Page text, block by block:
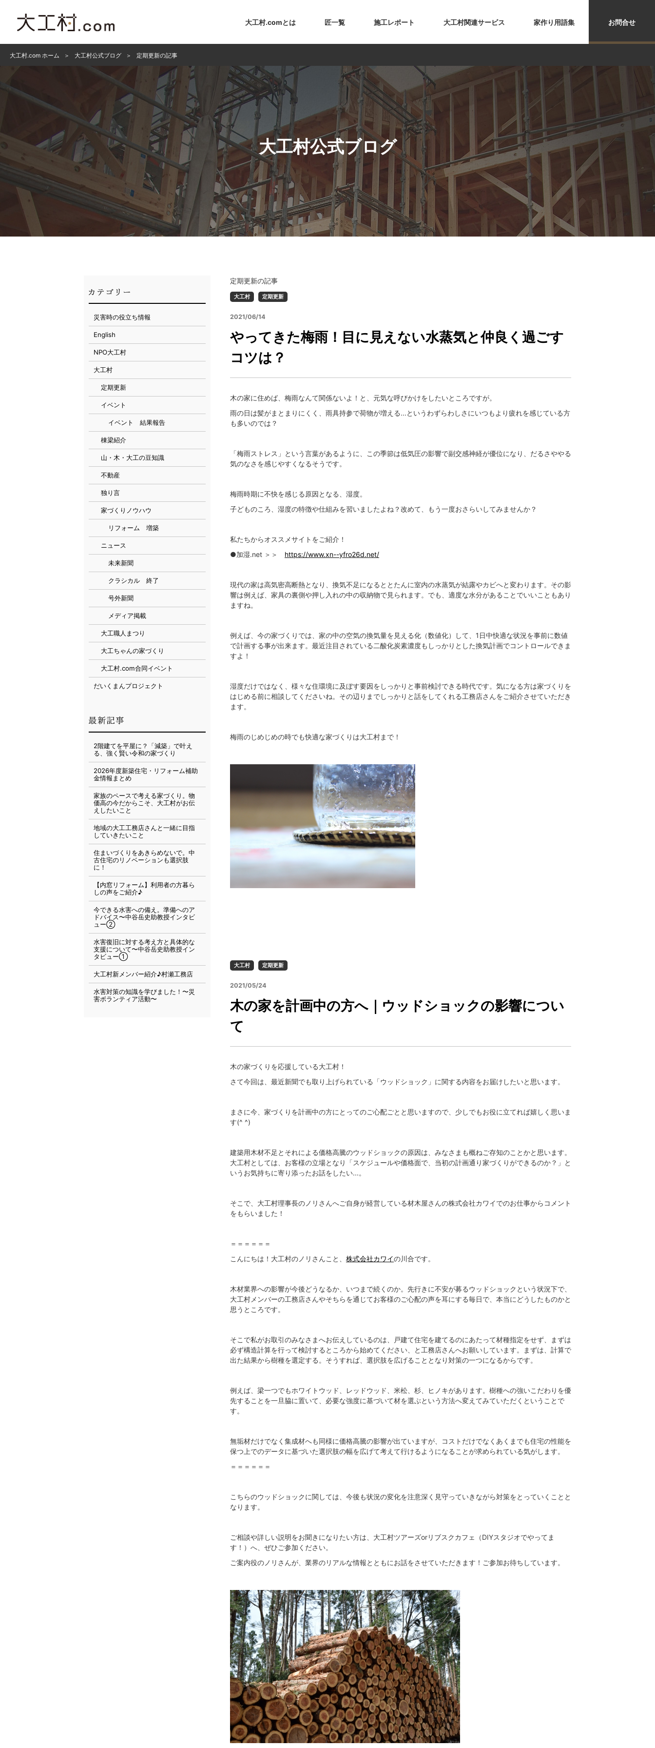
大工村.comとは 匠一覧 施工レポート 大工村関連サービス 家作り用語集 お問合せ
大工村.com ホーム 大工村公式ブログ 定期更新の記事
大工村公式ブログ
定期更新の記事
大工村 定期更新
2021/06/14
やってきた梅雨！目に見えない水蒸気と仲良く過ごす
コツは？
木の家に住めば、梅雨なんて関係ないよ！と、元気な呼びかけをしたいところですが。
雨の日は髪がまとまりにくく、雨具持参で荷物が増える...というわずらわしさにいつもより疲れを感じている方
も多いのでは？
「梅雨ストレス」という言葉があるように、この季節は低気圧の影響で副交感神経が優位になり、だるさややる
気のなさを感じやすくなるそうです。
梅雨時期に不快を感じる原因となる、湿度。
子どものころ、湿度の特徴や仕組みを習いましたよね？改めて、もう一度おさらいしてみませんか？
私たちからオススメサイトをご紹介！
●加湿.net ＞＞ https://www.xn--yfro26d.net/
現代の家は高気密高断熱となり、換気不足になるととたんに室内の水蒸気が結露やカビへと変わります。その影
響は例えば、家具の裏側や押し入れの中の収納物で見られます。でも、適度な水分があることでいいこともあり
ますね。
例えば、今の家づくりでは、家の中の空気の換気量を見える化（数値化）して、1日中快適な状況を事前に数値
で計画する事が出来ます。最近注目されている二酸化炭素濃度もしっかりとした換気計画でコントロールできま
すよ！
湿度だけではなく、様々な住環境に及ぼす要因をしっかりと事前検討できる時代です。気になる方は家づくりを
はじめる前に相談してくださいね。その辺りまでしっかりと話をしてくれる工務店さんをご紹介させていただき
ます。
梅雨のじめじめの時でも快適な家づくりは大工村まで！
大工村 定期更新
2021/05/24
木の家を計画中の方へ｜ウッドショックの影響につい
て
木の家づくりを応援している大工村！
さて今回は、最近新聞でも取り上げられている「ウッドショック」に関する内容をお届けしたいと思います。
まさに今、家づくりを計画中の方にとってのご心配ごとと思いますので、少しでもお役に立てれば嬉しく思いま
す(^ ^)
建築用木材不足とそれによる価格高騰のウッドショックの原因は、みなさまも概ねご存知のことかと思います。
大工村としては、お客様の立場となり「スケジュールや価格面で、当初の計画通り家づくりができるのか？」と
いうお気持ちに寄り添ったお話をしたい...。
そこで、大工村理事長のノリさんへご自身が経営している材木屋さんの株式会社カワイでのお仕事からコメント
をもらいました！
＝＝＝＝＝＝
こんにちは！大工村のノリさんこと、 株式会社カワイの川合です。
木材業界への影響が今後どうなるか、いつまで続くのか。先行きに不安が募るウッドショックという状況下で、
大工村メンバーの工務店さんやそちらを通じてお客様のご心配の声を耳にする毎日で、本当にどうしたものかと
思うところです。
そこで私がお取引のみなさまへお伝えしているのは、戸建て住宅を建てるのにあたって材種指定をせず、まずは
必ず構造計算を行って検討するところから始めてください、と工務店さんへお願いしています。まずは、計算で
出た結果から樹種を選定する。そうすれば、選択肢を広げることとなり対策の一つになるからです。
例えば、梁一つでもホワイトウッド、レッドウッド、米松、杉、ヒノキがあります。樹種への強いこだわりを優
先することを一旦脇に置いて、必要な強度に基づいて材を選ぶという方法へ変えてみていただくということで
す。
無垢材だけでなく集成材へも同様に価格高騰の影響が出ていますが、コストだけでなくあくまでも住宅の性能を
保つ上でのデータに基づいた選択肢の幅を広げて考えて行けるようになることが求められている気がします。
＝＝＝＝＝＝
こちらのウッドショックに関しては、今後も状況の変化を注意深く見守っていきながら対策をとっていくことと
なります。
ご相談や詳しい説明をお聞きになりたい方は、大工村ツアーズorリブスクカフェ（DIYスタジオでやってま
す！）へ、ぜひご参加ください。
ご案内役のノリさんが、業界のリアルな情報とともにお話をさせていただきます！ご参加お待ちしています。
災害時の役立ち情報
English
NPO大工村
大工村
定期更新
イベント
イベント 結果報告
棟梁紹介
山・木・大工の豆知識
不動産
独り言
家づくりノウハウ
リフォーム 増築
ニュース
未来新聞
クラシカル 終了
号外新聞
メディア掲載
大工職人まつり
大工ちゃんの家づくり
大工村.com合同イベント
だいくまんプロジェクト
2階建てを平屋に？「減築」で叶え
る、強く賢い令和の家づくり
2026年度新築住宅・リフォーム補助
金情報まとめ
家族のペースで考える家づくり。物
価高の今だからこそ、大工村がお伝
えしたいこと
地域の大工工務店さんと一緒に目指
していきたいこと
住まいづくりをあきらめないで。中
古住宅のリノベーションも選択肢
に！
【内窓リフォーム】利用者の方暮ら
しの声をご紹介♪
今できる水害への備え。準備へのア
ドバイス〜中谷岳史助教授インタビ
ュー②
水害復旧に対する考え方と具体的な
支援について〜中谷岳史助教授イン
タビュー①
大工村新メンバー紹介♪村瀬工務店
水害対策の知識を学びました！〜災
害ボランティア活動〜